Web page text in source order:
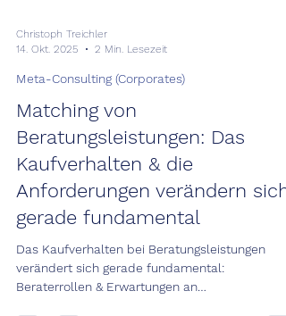
Christoph Treichler
14. Okt. 2025
2 Min. Lesezeit
Meta-Consulting (Corporates)
Matching von
Beratungsleistungen: Das
Kaufverhalten & die
Anforderungen verändern sich
gerade fundamental
Das Kaufverhalten bei Beratungsleistungen
verändert sich gerade fundamental:
Beraterrollen & Erwartungen an